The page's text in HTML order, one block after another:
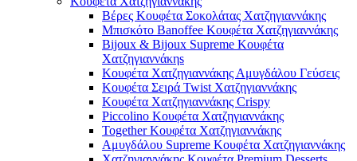
Βέρες Κουφέτα Σοκολάτας Χατζηγιαννάκης
Μπισκότο Banoffee Κουφέτα Χατζηγιαννάκης
Bijoux & Bijoux Supreme Κουφέτα
Χατζηγιαννάκηs
Κουφέτα Χατζηγιαννάκης Αμυγδάλου Γεύσεις
Κουφέτα Σειρά Twist Χατζηγιαννάκης
Κουφέτα Χατζηγιαννάκης Crispy
Piccolino Κουφέτα Χατζηγιαννάκης
Together Κουφέτα Χατζηγιαννάκης
Αμυγδάλου Supreme Κουφέτα Χατζηγιαννάκης